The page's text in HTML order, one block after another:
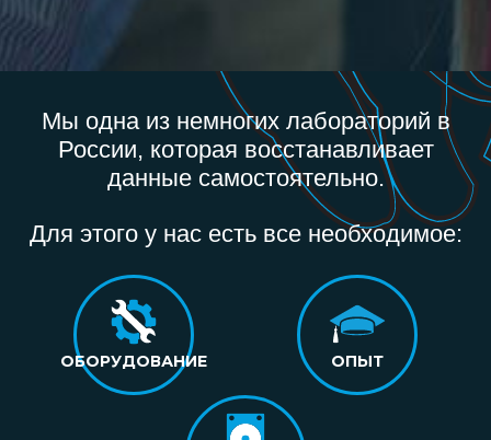
Мы одна из немногих лабораторий в
России, которая восстанавливает
данные самостоятельно.
Для этого у нас есть все необходимое:
ОБОРУДОВАНИЕ ОПЫТ